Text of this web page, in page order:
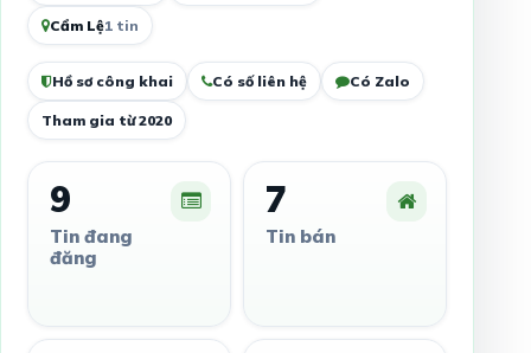
Cẩm Lệ1 tin
Hồ sơ công khai Có số liên hệ Có Zalo
Tham gia từ 2020
9
Tin đang
đăng
7
Tin bán